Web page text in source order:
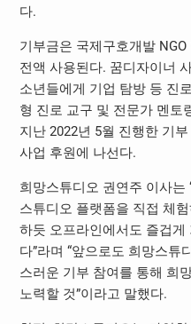
다.
기부금은 국제구호개발 NGO
전액 사용된다. 꿈디자이너
소년들에게 기업 탐방 등 진
형 진로 교구 및 전문가 멘토
지난 2022년 5월 진행한 기
사업 후원에 나선다.
희망스튜디오 권연주 이사
스튜디오 플랫폼을 직접 체
하듯 오프라인에서도 즐겁
다”라며 “앞으로도 희망스튜
스러운 기부 참여를 통해 희
노력할 것”이라고 말했다.